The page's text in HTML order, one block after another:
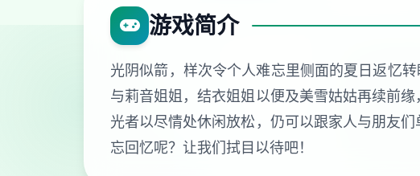
游戏简介
光阴似箭，样次令个人难忘里侧面的夏日返忆
与莉音姐姐，结衣姐姐以便及美雪姑姑再续前
光者以尽情处休闲放松，仍可以跟家人与朋友
忘回忆呢？让我们拭目以待吧！